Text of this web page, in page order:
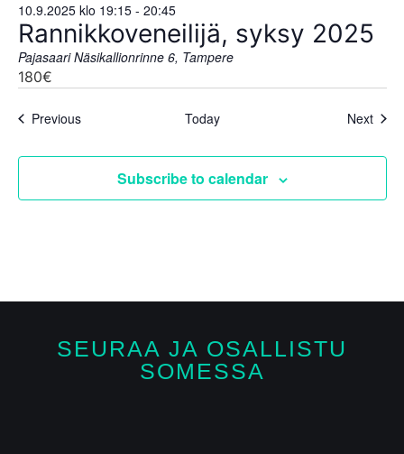
10.9.2025 klo 19:15- 20:45
Rannikkoveneilijä, syksy 2025
PajasaariNäsikallionrinne 6, Tampere
180€
PreviousEvents Today Next
Subscribe to calendar
SEURAA JA OSALLISTU
SOMESSA